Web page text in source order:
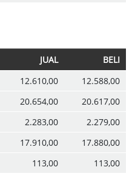
JUAL
BELI
12.610,00
12.588,00
20.654,00
20.617,00
2.283,00
2.279,00
17.910,00
17.880,00
113,00
113,00